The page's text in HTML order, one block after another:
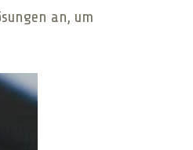
an, um